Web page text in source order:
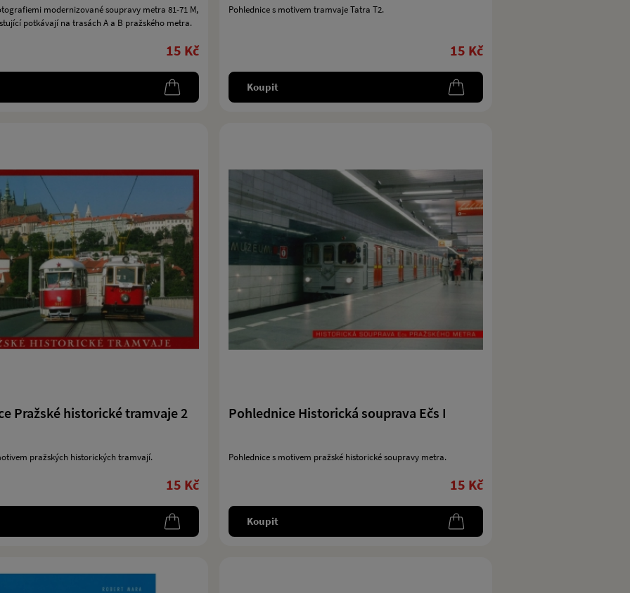
modernizované soupravy metra 81-71 M,
potkávají na trasách A a B pražského metra.
15 Kč
Pohlednice s motivem tramvaje Tatra T2.
15 Kč
Koupit
Pražské historické tramvaje 2
pražských historických tramvají.
15 Kč
Pohlednice Historická souprava Ečs I
Pohlednice s motivem pražské historické soupravy metra.
15 Kč
Koupit